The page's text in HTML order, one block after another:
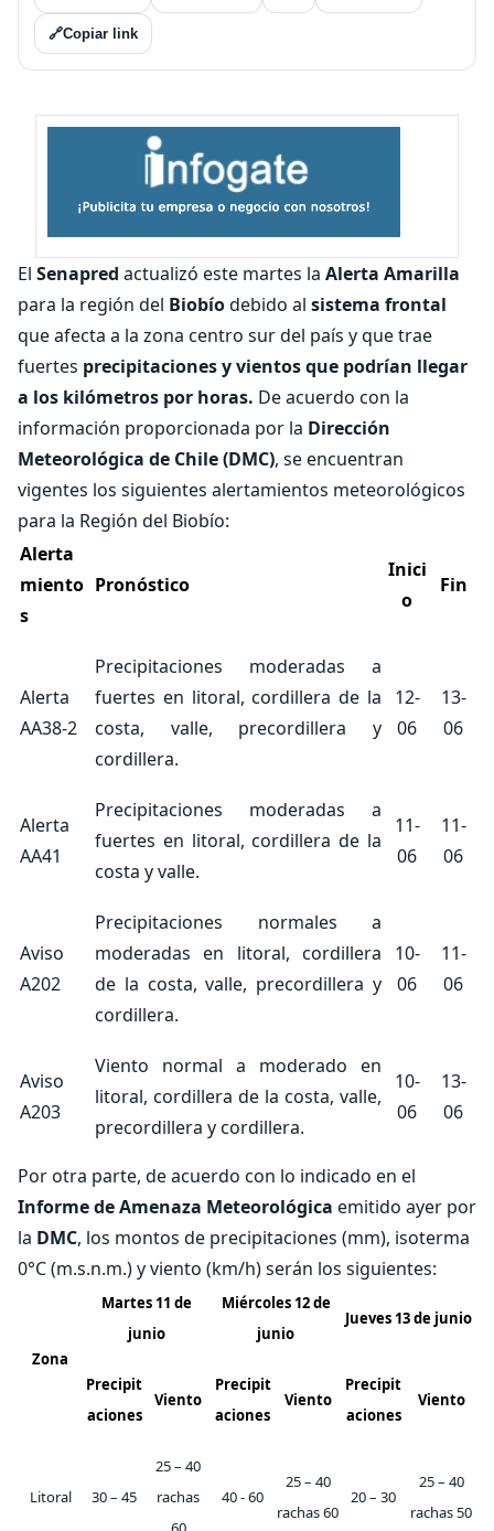
🔗Copiar link
El Senapred actualizó este martes la Alerta Amarilla
para la región del Biobíodebido al sistema frontal
que afecta a la zona centro sur del país y que trae
fuertes precipitaciones y vientos que podrían llegar
a los kilómetros por horas. De acuerdo con la
información proporcionada por la Dirección
Meteorológica de Chile (DMC), se encuentran
vigentes los siguientes alertamientos meteorológicos
para la Región del Biobío:
Alerta
miento
s
Pronóstico
Inici
o
Fin
Alerta
AA38-2
Precipitaciones moderadas a
fuertes en litoral, cordillera de la
costa, valle, precordillera y
cordillera.
12-
06
13-
06
Alerta
AA41
Precipitaciones moderadas a
fuertes en litoral, cordillera de la
costa y valle.
11-
06
11-
06
Aviso
A202
Precipitaciones normales a
moderadas en litoral, cordillera
de la costa, valle, precordillera y
cordillera.
10-
06
11-
06
Aviso
A203
Viento normal a moderado en
litoral, cordillera de la costa, valle,
precordillera y cordillera.
10-
06
13-
06
Por otra parte, de acuerdo con lo indicado en el
Informe de Amenaza Meteorológica emitido ayer por
la DMC, los montos de precipitaciones (mm), isoterma
0°C (m.s.n.m.) y viento (km/h) serán los siguientes:
Zona
Martes 11 de
junio
Miércoles 12 de
junio
Jueves 13 de junio
Precipit
aciones
Viento
Precipit
aciones
Viento
Precipit
aciones
Viento
Litoral 30 – 45
25 – 40
rachas
40 - 60
25 – 40
rachas 60
20 – 30
25 – 40
rachas 50